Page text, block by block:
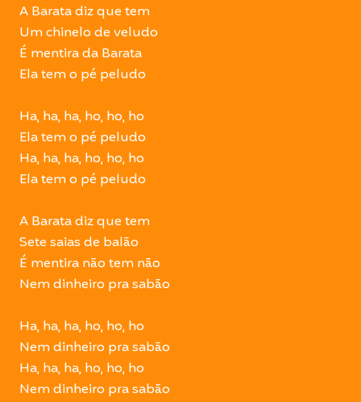
A Barata diz que tem
Um chinelo de veludo
É mentira da Barata
Ela tem o pé peludo
Ha, ha, ha, ho, ho, ho
Ela tem o pé peludo
Ha, ha, ha, ho, ho, ho
Ela tem o pé peludo
A Barata diz que tem
Sete saias de balão
É mentira não tem não
Nem dinheiro pra sabão
Ha, ha, ha, ho, ho, ho
Nem dinheiro pra sabão
Ha, ha, ha, ho, ho, ho
Nem dinheiro pra sabão